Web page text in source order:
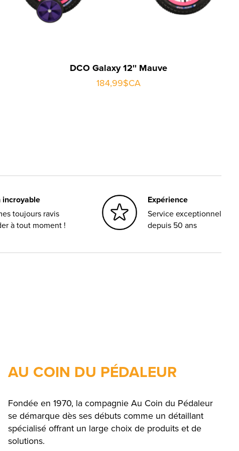
DCO Galaxy 12'' Mauve
184,99$CA
incroyable
toujours ravis
à tout moment !
Expérience
Service exceptionnel
depuis 50 ans
AU COIN DU PÉDALEUR
Fondée en 1970, la compagnie Au Coin du Pédaleur
se démarque dès ses débuts comme un détaillant
spécialisé offrant un large choix de produits et de
solutions.